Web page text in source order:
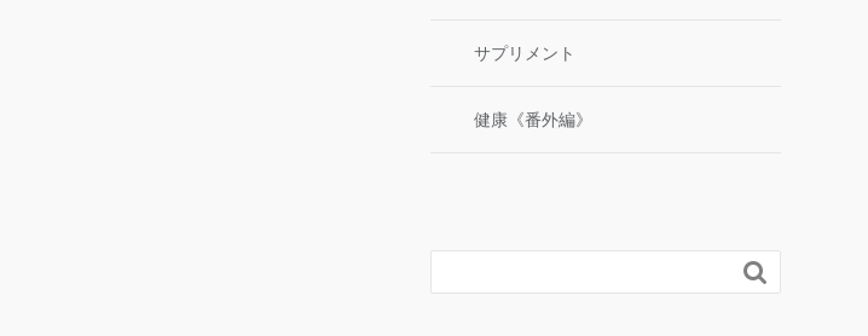
サプリメント
健康《番外編》
